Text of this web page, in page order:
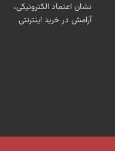
نشان اعتماد الکترونیکی،
آرامش در خرید اینترنتی